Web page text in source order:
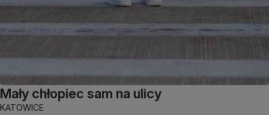
Mały chłopiec sam na ulicy
KATOWICE